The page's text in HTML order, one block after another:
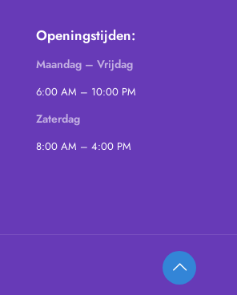
Openingstijden:
Maandag – Vrijdag
6:00 AM – 10:00 PM
Zaterdag
8:00 AM – 4:00 PM